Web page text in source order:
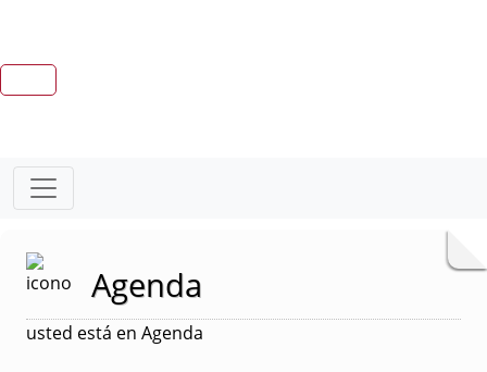
Agenda
usted está en Agenda